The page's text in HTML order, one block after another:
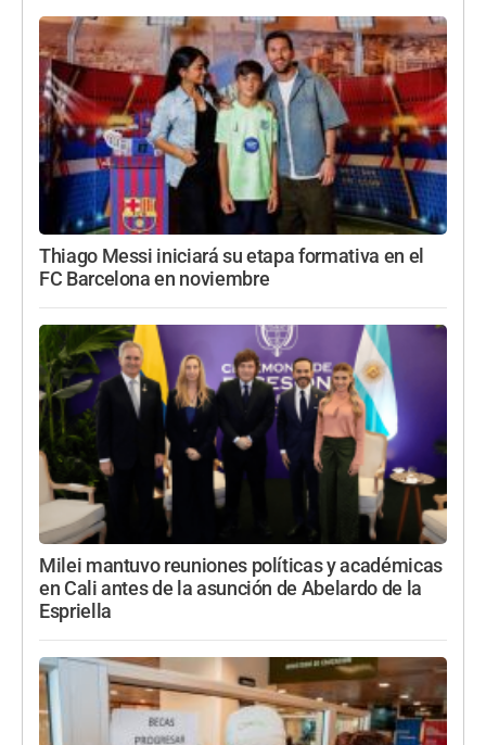
Thiago Messi iniciará su etapa formativa en el
FC Barcelona en noviembre
Milei mantuvo reuniones políticas y académicas
en Cali antes de la asunción de Abelardo de la
Espriella